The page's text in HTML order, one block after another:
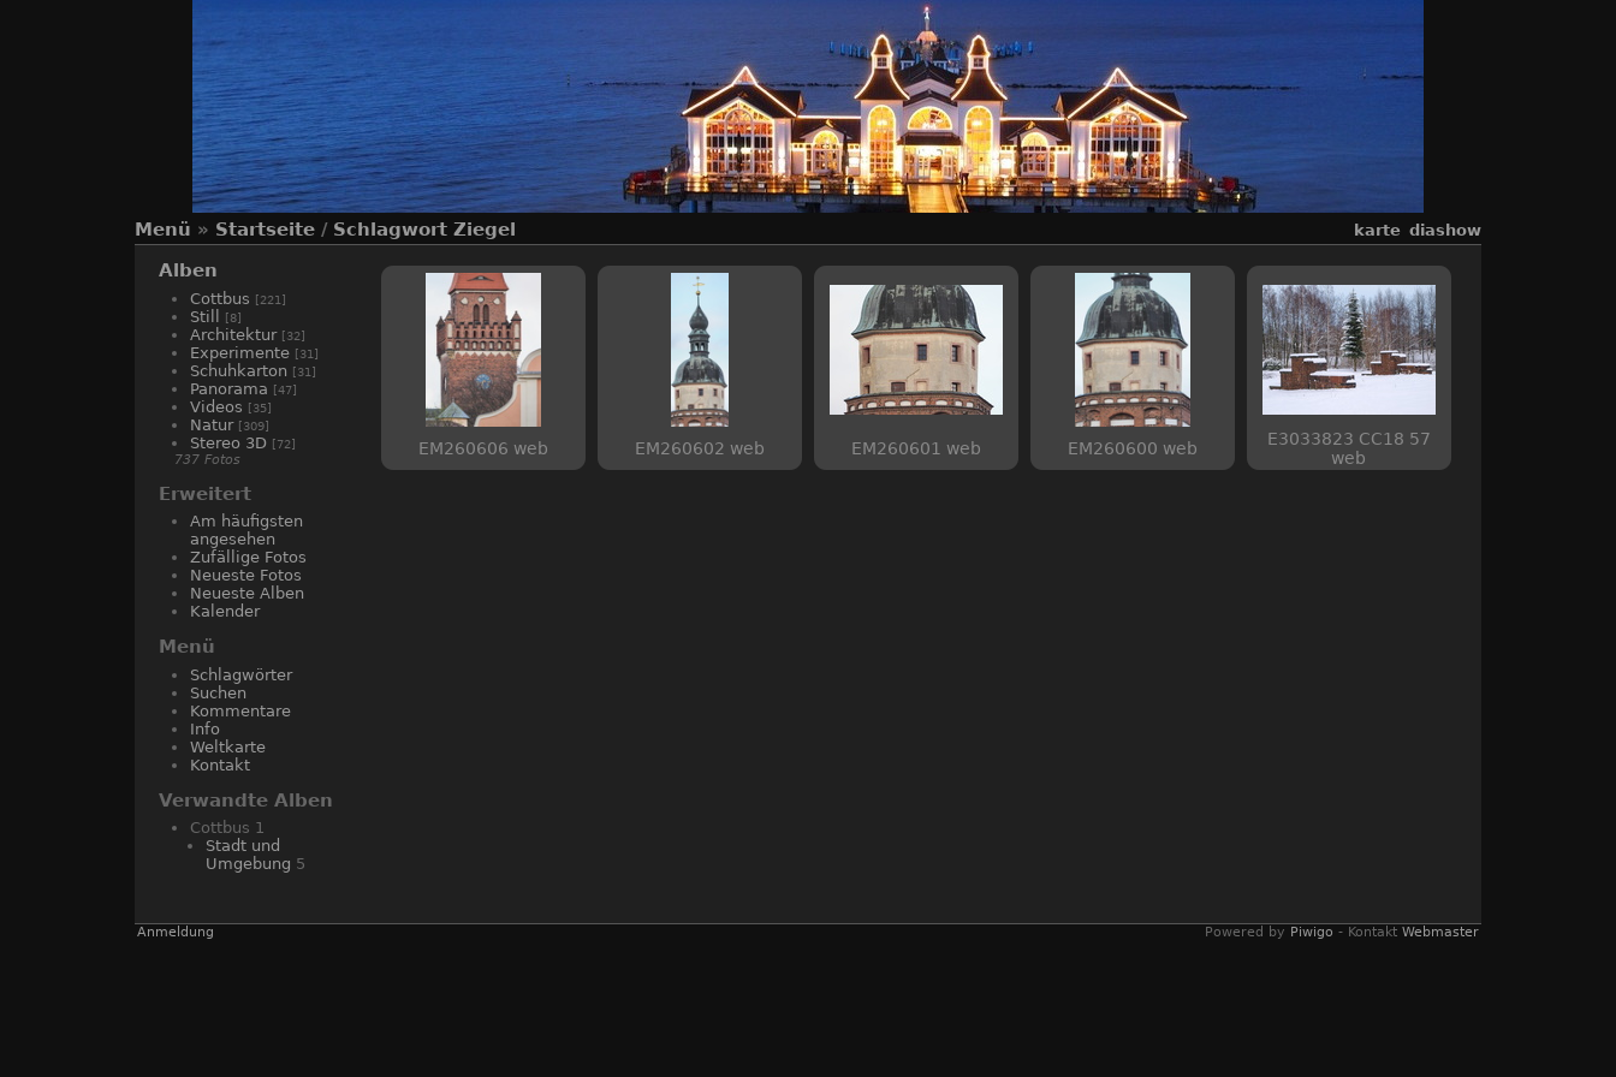
Menü » Startseite / Schlagwort Ziegel karte diashow
Alben
Cottbus [221]
Still [8]
Architektur [32]
Experimente [31]
Schuhkarton [31]
Panorama [47]
Videos [35]
Natur [309]
Stereo 3D [72]
737 Fotos
Erweitert
Am häufigsten
angesehen
Zufällige Fotos
Neueste Fotos
Neueste Alben
Kalender
Menü
Schlagwörter
Suchen
Kommentare
Info
Weltkarte
Kontakt
Verwandte Alben
Cottbus 1
Stadt und
Umgebung 5
EM260606 web EM260602 web EM260601 web EM260600 web
E3033823 CC18 57
web
Anmeldung Powered by Piwigo - Kontakt Webmaster